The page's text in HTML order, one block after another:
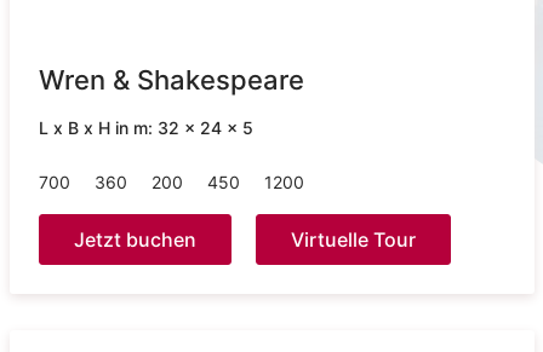
Wren & Shakespeare
L x B x H in m: 32 x 24 x 5
700 360 200 450 1200
Jetzt buchen Virtuelle Tour